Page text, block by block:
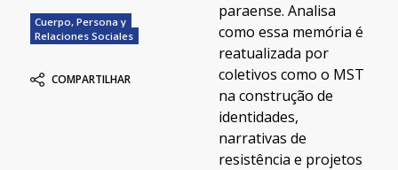
Cuerpo, Persona y
Relaciones Sociales
COMPARTILHAR
paraense. Analisa
como essa memória é
reatualizada por
coletivos como o MST
na construção de
identidades,
narrativas de
resistência e projetos